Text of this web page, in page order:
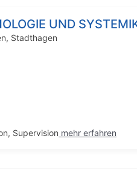
UND
, Stadthagen
Supervision mehr erfahren